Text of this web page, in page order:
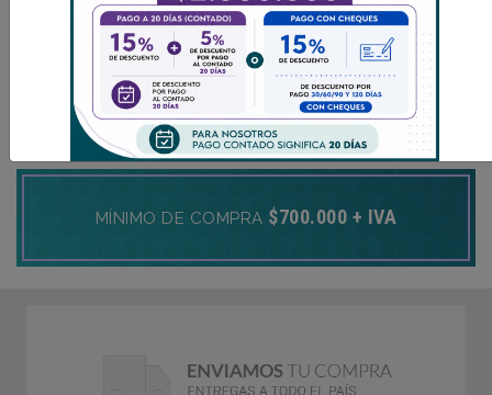
MÍNIMO DE COMPRA $700.000 + IVA